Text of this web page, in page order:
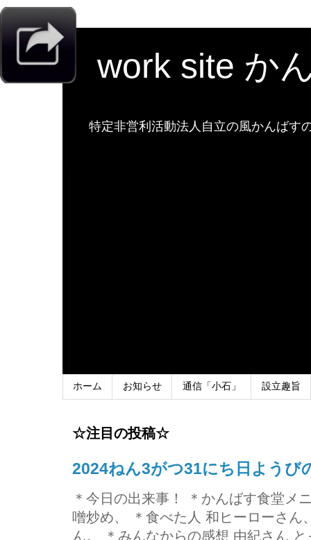
work site か
特定非営利活動法人自立の風かんばす
ホーム お知らせ 通信「小石」 設立趣旨
☆注目の投稿☆
2024ねん3がつ31にち日ようび
＊今日の出来事！ ＊かんばす食堂メ
噌炒め、 ＊食べた人 和ヒーローさん
ん。 ＊みんなからの感想 由紀さん